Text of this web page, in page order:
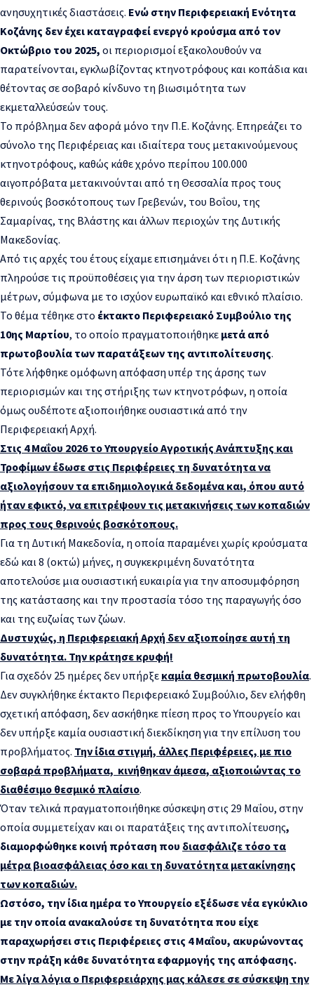
ανησυχητικές διαστάσεις. Ενώ στην Περιφερειακή Ενότητα
Κοζάνης δεν έχει καταγραφεί ενεργό κρούσμα από τον
Οκτώβριο του 2025, οι περιορισμοί εξακολουθούν να
παρατείνονται, εγκλωβίζοντας κτηνοτρόφους και κοπάδια και
θέτοντας σε σοβαρό κίνδυνο τη βιωσιμότητα των
εκμεταλλεύσεών τους.
Το πρόβλημα δεν αφορά μόνο την Π.Ε. Κοζάνης. Επηρεάζει το
σύνολο της Περιφέρειας και ιδιαίτερα τους μετακινούμενους
κτηνοτρόφους, καθώς κάθε χρόνο περίπου 100.000
αιγοπρόβατα μετακινούνται από τη Θεσσαλία προς τους
θερινούς βοσκότοπους των Γρεβενών, του Βοΐου, της
Σαμαρίνας, της Βλάστης και άλλων περιοχών της Δυτικής
Μακεδονίας.
Από τις αρχές του έτους είχαμε επισημάνει ότι η Π.Ε. Κοζάνης
πληρούσε τις προϋποθέσεις για την άρση των περιοριστικών
μέτρων, σύμφωνα με το ισχύον ευρωπαϊκό και εθνικό πλαίσιο.
Το θέμα τέθηκε στο έκτακτο Περιφερειακό Συμβούλιο της
10ης Μαρτίου, το οποίο πραγματοποιήθηκε μετά από
πρωτοβουλία των παρατάξεων της αντιπολίτευσης.
Τότε λήφθηκε ομόφωνη απόφαση υπέρ της άρσης των
περιορισμών και της στήριξης των κτηνοτρόφων, η οποία
όμως ουδέποτε αξιοποιήθηκε ουσιαστικά από την
Περιφερειακή Αρχή.
Στις 4 Μαΐου 2026 το Υπουργείο Αγροτικής Ανάπτυξης και
Τροφίμων έδωσε στις Περιφέρειες τη δυνατότητα να
αξιολογήσουν τα επιδημιολογικά δεδομένα και, όπου αυτό
ήταν εφικτό, να επιτρέψουν τις μετακινήσεις των κοπαδιών
προς τους θερινούς βοσκότοπους.
Για τη Δυτική Μακεδονία, η οποία παραμένει χωρίς κρούσματα
εδώ και 8 (οκτώ) μήνες, η συγκεκριμένη δυνατότητα
αποτελούσε μια ουσιαστική ευκαιρία για την αποσυμφόρηση
της κατάστασης και την προστασία τόσο της παραγωγής όσο
και της ευζωίας των ζώων.
Δυστυχώς, η Περιφερειακή Αρχή δεν αξιοποίησε αυτή τη
δυνατότητα. Την κράτησε κρυφή!
Για σχεδόν 25 ημέρες δεν υπήρξεκαμία θεσμική πρωτοβουλία.
Δεν συγκλήθηκε έκτακτο Περιφερειακό Συμβούλιο, δεν ελήφθη
σχετική απόφαση, δεν ασκήθηκε πίεση προς το Υπουργείο και
δεν υπήρξε καμία ουσιαστική διεκδίκηση για την επίλυση του
προβλήματος. Την ίδια στιγμή, άλλες Περιφέρειες, με πιο
σοβαρά προβλήματα, κινήθηκαν άμεσα, αξιοποιώντας το
διαθέσιμο θεσμικό πλαίσιο.
Όταν τελικά πραγματοποιήθηκε σύσκεψη στις 29 Μαΐου, στην
οποία συμμετείχαν και οι παρατάξεις της αντιπολίτευσης,
διαμορφώθηκε κοινή πρόταση που διασφάλιζε τόσο τα
μέτρα βιοασφάλειας όσο και τη δυνατότητα μετακίνησης
των κοπαδιών.
Ωστόσο, την ίδια ημέρα το Υπουργείο εξέδωσε νέα εγκύκλιο
με την οποία ανακαλούσε τη δυνατότητα που είχε
παραχωρήσει στις Περιφέρειες στις 4 Μαΐου, ακυρώνοντας
στην πράξη κάθε δυνατότητα εφαρμογής της απόφασης.
Με λίγα λόγια ο Περιφερειάρχης μας κάλεσε σε σύσκεψη την